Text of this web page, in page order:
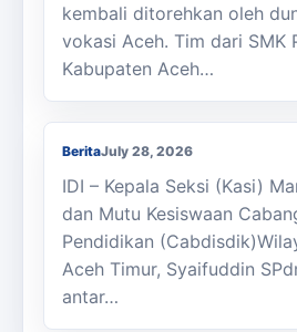
kembali ditorehkan oleh
vokasi Aceh. Tim dari SMK
Kabupaten Aceh…
Kasi Cabdisdik Kabupaten
Antar Tugas Kepala SMKN
BeritaJuly 28, 2026
IDI – Kepala Seksi (Kasi)
dan Mutu Kesiswaan
Pendidikan
Aceh Timur, Syaifuddin
antar…